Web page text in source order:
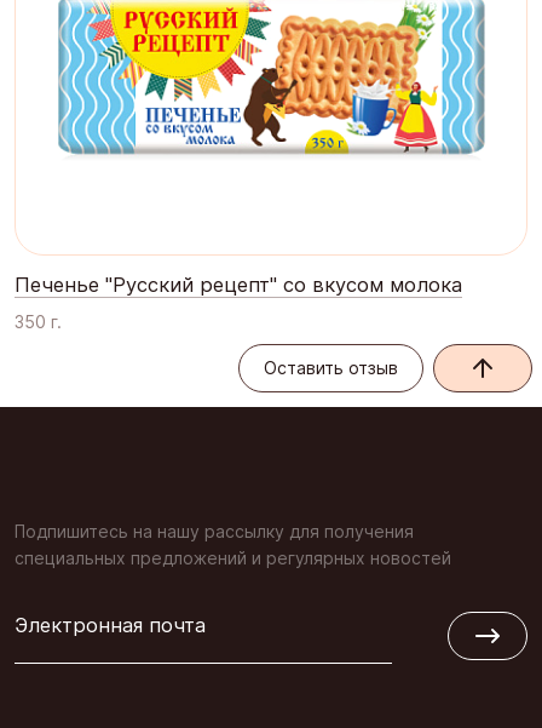
Печенье "Русский рецепт" со вкусом молока
350 г.
Оставить отзыв
Подпишитесь на нашу рассылку для получения
специальных предложений и регулярных новостей
Электронная почта